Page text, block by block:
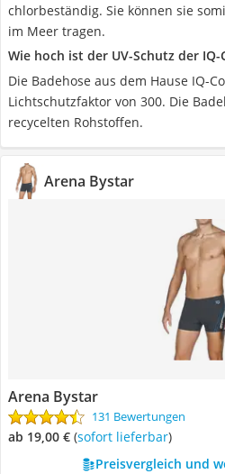
chlorbeständig. Sie können sie
im Meer tragen.
Wie hoch ist der UV-Schutz der IQ-
Die Badehose aus dem Hause IQ-
Lichtschutzfaktor von 300. Die
recycelten Rohstoffen.
Arena Bystar
Arena Bystar
131 Bewertungen
ab 19,00 € ( Sofort lieferbar)
Preisvergleich und